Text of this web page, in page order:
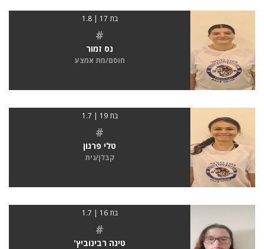
בת 17 | 1.8
#
נס זמור
חוסם/מת אמצע
בת 19 | 1.7
#
טלי פרגון
קבלן/נית
בת 16 | 1.7
#
טינה רבינוביץ'